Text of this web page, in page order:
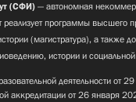
(СФИ) — автономная
реализует программы высшего
(магистратура), а также
истории и
деятельности от
аккредитации от 26 января